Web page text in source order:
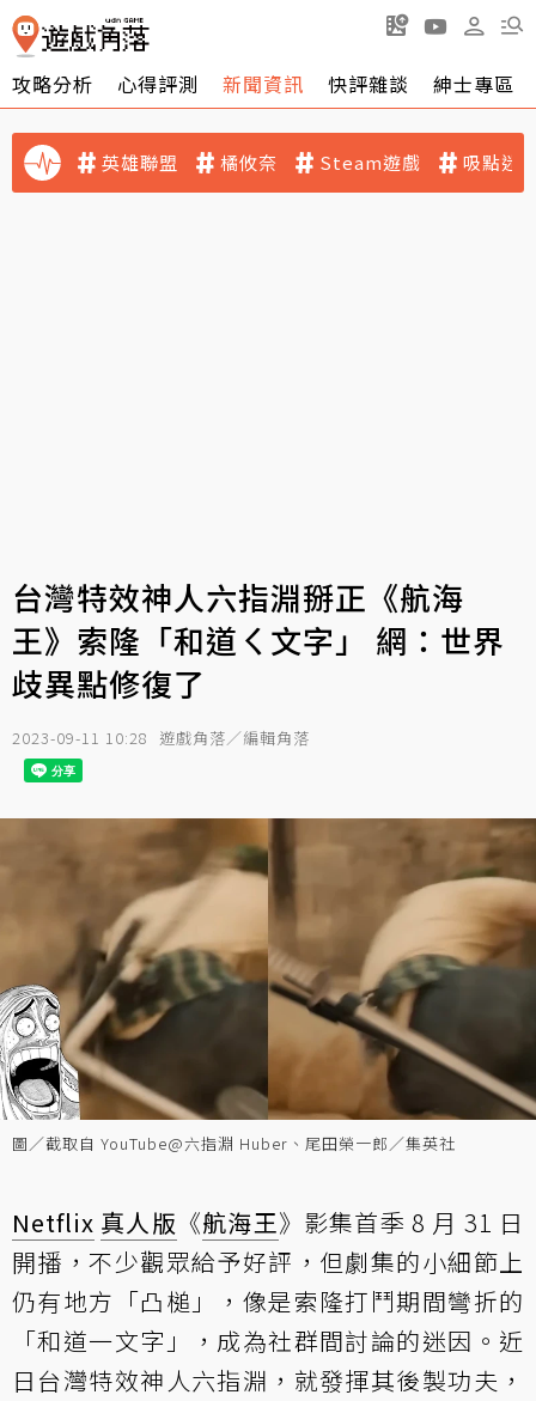
攻略分析 心得評測 新聞資訊 快評雜談 紳士專區
英雄聯盟 橘攸奈 Steam遊戲 吸點迷
台灣特效神人六指淵掰正《航海
王》索隆「和道ㄑ文字」 網：世界
歧異點修復了
2023-09-11 10:28 遊戲角落／編輯角落
圖／截取自 YouTube@六指淵 Huber、尾田榮一郎／集英社
Netflix 真人版 《航海王》影集首季 8 月 31 日
開播，不少觀眾給予好評，但劇集的小細節上
仍有地方「凸槌」，像是索隆打鬥期間彎折的
「和道一文字」，成為社群間討論的迷因。近
日台灣特效神人六指淵，就發揮其後製功夫，